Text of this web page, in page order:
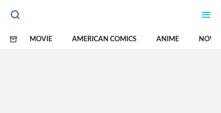
MOVIE AMERICAN COMICS ANIME